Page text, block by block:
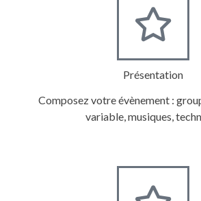
Présentation
Composez votre évènement :
variable, musiques,